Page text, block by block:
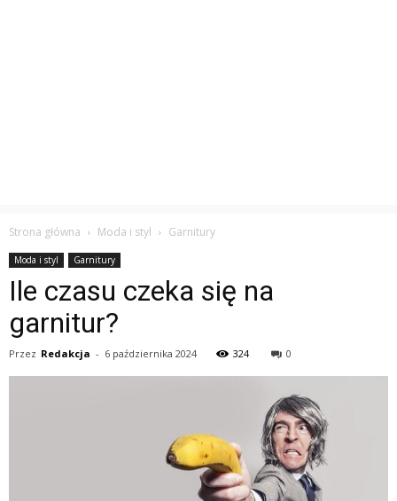
Strona główna Moda i styl Garnitury
Moda i styl Garnitury
Ile czasu czeka się na
garnitur?
Przez Redakcja - 6 października 2024 324 0